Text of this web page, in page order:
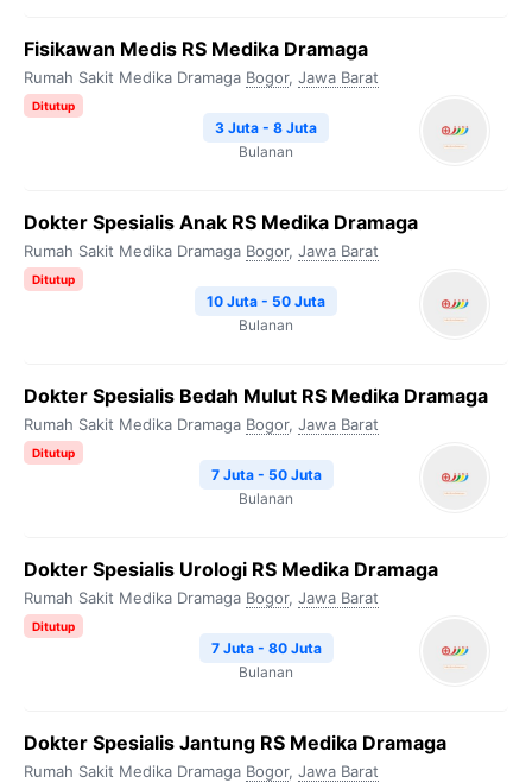
Fisikawan Medis RS Medika Dramaga
Rumah Sakit Medika Dramaga Bogor, Jawa Barat
Ditutup
3 Juta - 8 Juta
Bulanan
Dokter Spesialis Anak RS Medika Dramaga
Rumah Sakit Medika Dramaga Bogor, Jawa Barat
Ditutup
10 Juta - 50 Juta
Bulanan
Dokter Spesialis Bedah Mulut RS Medika Dramaga
Rumah Sakit Medika Dramaga Bogor, Jawa Barat
Ditutup
7 Juta - 50 Juta
Bulanan
Dokter Spesialis Urologi RS Medika Dramaga
Rumah Sakit Medika Dramaga Bogor, Jawa Barat
Ditutup
7 Juta - 80 Juta
Bulanan
Dokter Spesialis Jantung RS Medika Dramaga
Rumah Sakit Medika Dramaga Bogor, Jawa Barat